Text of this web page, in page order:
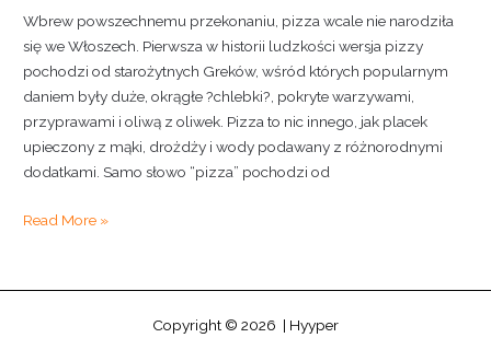
Wbrew powszechnemu przekonaniu, pizza wcale nie narodziła
się we Włoszech. Pierwsza w historii ludzkości wersja pizzy
pochodzi od starożytnych Greków, wśród których popularnym
daniem były duże, okrągłe ?chlebki?, pokryte warzywami,
przyprawami i oliwą z oliwek. Pizza to nic innego, jak placek
upieczony z mąki, drożdży i wody podawany z różnorodnymi
dodatkami. Samo słowo “pizza” pochodzi od
stoły
i
współczesne
smaki
Read More »
Copyright © 2026 | Hyyper